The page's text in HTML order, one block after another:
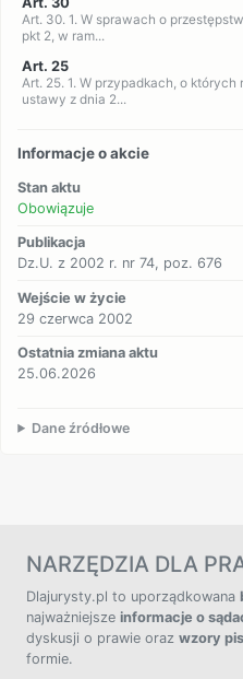
Art. 30. 1. W sprawach o
pkt 2, w ram...
Art. 25
Art. 25. 1. W przypadkach, o których
ustawy z dnia 2...
Informacje o akcie
Stan aktu
Obowiązuje
Publikacja
Dz.U. z 2002 r. nr 74, poz. 676
Wejście w życie
29 czerwca 2002
Ostatnia zmiana aktu
25.06.2026
Dane źródłowe
NARZĘDZIA DLA
Dlajurysty.pl to uporządkowana
najważniejsze informacje o
dyskusji o prawie oraz wzory
formie.